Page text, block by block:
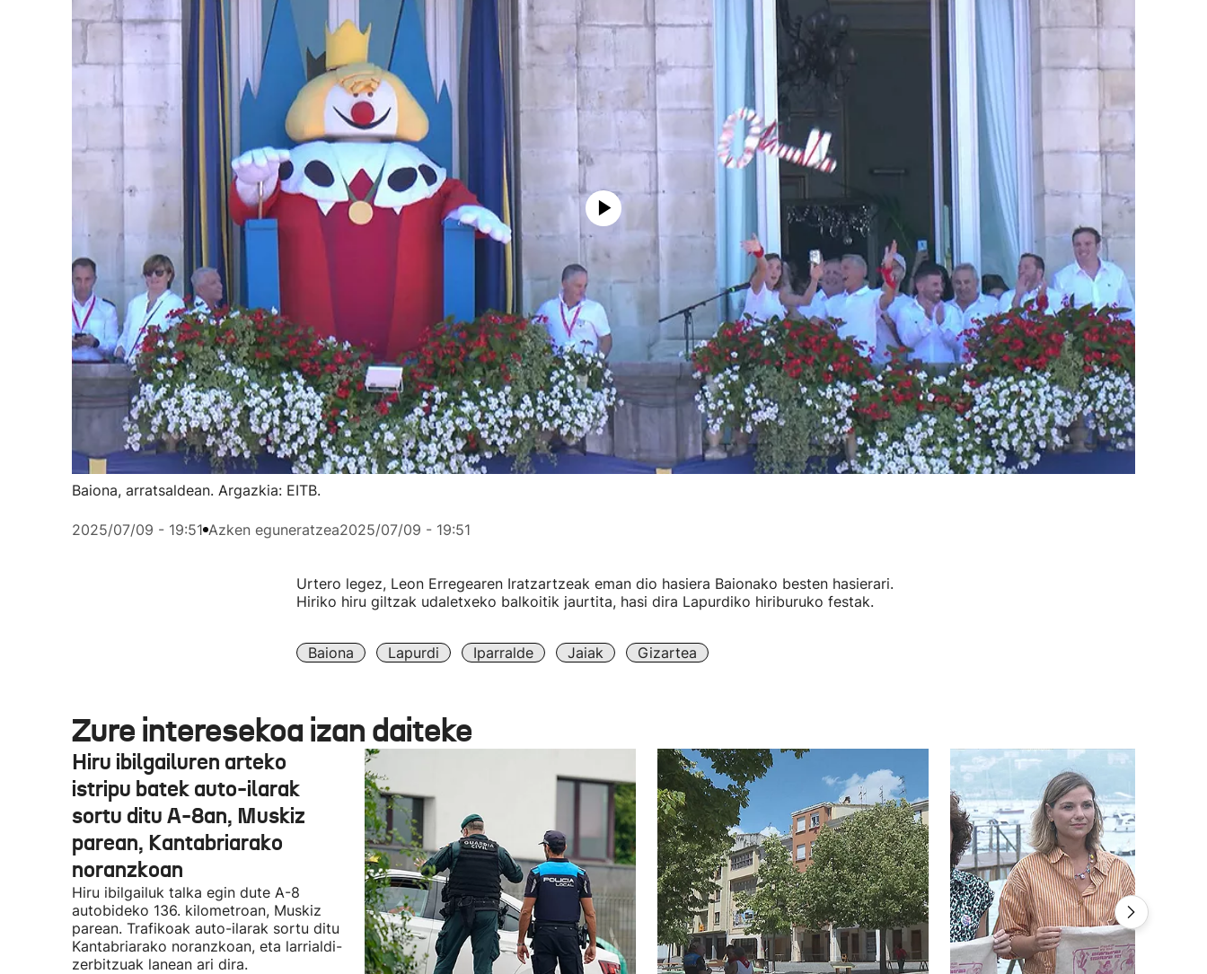
Baiona, arratsaldean. Argazkia: EITB.
2025/07/09 - 19:51 Azken eguneratzea2025/07/09 - 19:51
Urtero legez, Leon Erregearen Iratzartzeak eman dio hasiera Baionako besten hasierari.
Hiriko hiru giltzak udaletxeko balkoitik jaurtita, hasi dira Lapurdiko hiriburuko festak.
Baiona Lapurdi Iparralde Jaiak Gizartea
Zure interesekoa izan daiteke
Hiru ibilgailuren arteko
istripu batek auto-ilarak
sortu ditu A-8an, Muskiz
parean, Kantabriarako
noranzkoan
Hiru ibilgailuk talka egin dute A-8
autobideko 136. kilometroan, Muskiz
parean. Trafikoak auto-ilarak sortu ditu
Kantabriarako noranzkoan, eta larrialdi-
zerbitzuak lanean ari dira.